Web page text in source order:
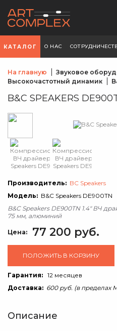
КАТАЛОГ О НАС
На главную Звуковое
Высокочастотный динамик
B&C SPEAKERS
Производитель: BC Speakers
Модель: B&C Speakers DE900TN
B&C Speakers DE900TN 1.4" ВЧ
75 мм, алюминий
Цена: 77 200 руб.
ПОЛОЖИТЬ В КОРЗИНУ
Гарантия: 12 месяцев
Доставка: 600 руб. (в пределах
Описание